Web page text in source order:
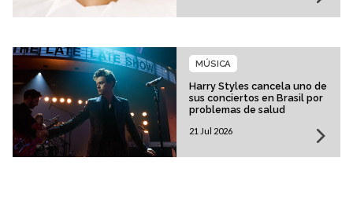
Harry Styles cancela uno de
sus conciertos en Brasil por
problemas de salud
MÚSICA
21 Jul 2026